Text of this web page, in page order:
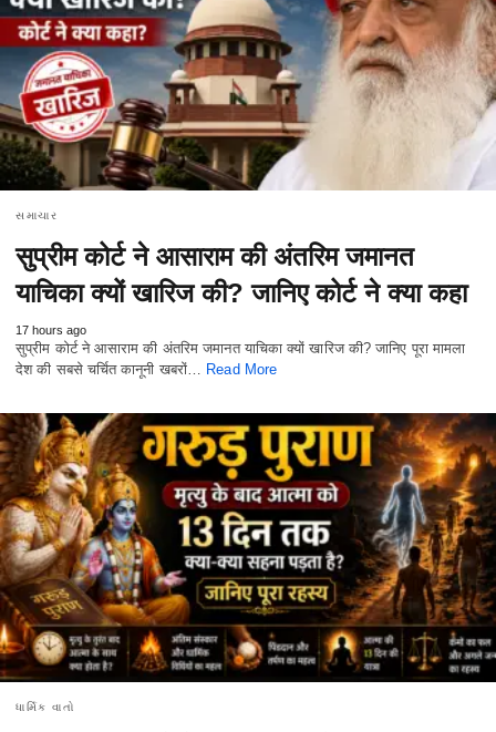
સમાચાર
सुप्रीम कोर्ट ने आसाराम की अंतरिम जमानत
याचिका क्यों खारिज की? जानिए कोर्ट ने क्या कहा
17 hours ago
सुप्रीम कोर्ट ने आसाराम की अंतरिम जमानत याचिका क्यों खारिज की? जानिए पूरा मामला
देश की सबसे चर्चित कानूनी खबरों… Read More
ધાર્મિક વાતો